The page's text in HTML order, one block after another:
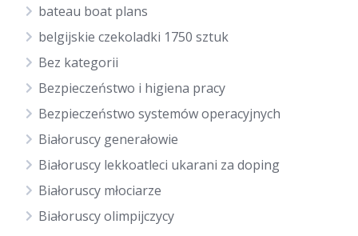
bateau boat plans
belgijskie czekoladki 1750 sztuk
Bez kategorii
Bezpieczeństwo i higiena pracy
Bezpieczeństwo systemów operacyjnych
Białoruscy generałowie
Białoruscy lekkoatleci ukarani za doping
Białoruscy młociarze
Białoruscy olimpijczycy